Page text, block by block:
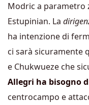
Modric a parametro
Estupinian. La
ha intenzione di
ci sarà sicuramente
e Chukwueze che
Allegri ha bisogno
centrocampo e